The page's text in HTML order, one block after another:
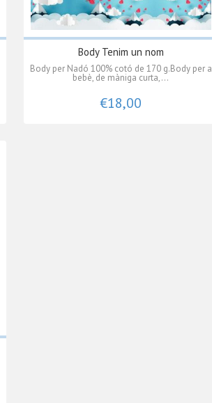
Body Tenim un nom
Body per Nadó 100% cotó de 170 g.Body per a
bebè, de màniga curta,...
€18,00